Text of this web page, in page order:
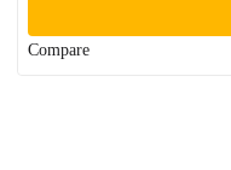
Compare